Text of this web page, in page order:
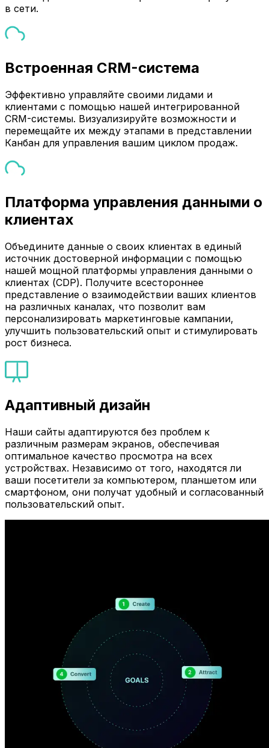
в сети.
Встроенная CRM-система
Эффективно управляйте своими лидами и
клиентами с помощью нашей интегрированной
CRM-системы. Визуализируйте возможности и
перемещайте их между этапами в представлении
Канбан для управления вашим циклом продаж.
Платформа управления данными о
клиентах
Объедините данные о своих клиентах в единый
источник достоверной информации с помощью
нашей мощной платформы управления данными о
клиентах (CDP). Получите всестороннее
представление о взаимодействии ваших клиентов
на различных каналах, что позволит вам
персонализировать маркетинговые кампании,
улучшить пользовательский опыт и стимулировать
рост бизнеса.
Адаптивный дизайн
Наши сайты адаптируются без проблем к
различным размерам экранов, обеспечивая
оптимальное качество просмотра на всех
устройствах. Независимо от того, находятся ли
ваши посетители за компьютером, планшетом или
смартфоном, они получат удобный и согласованный
пользовательский опыт.